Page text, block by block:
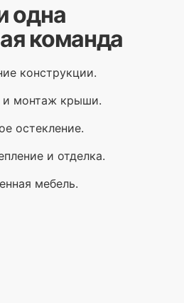
одна
команда
конструкции.
и монтаж крыши.
остекление.
и отделка.
мебель.